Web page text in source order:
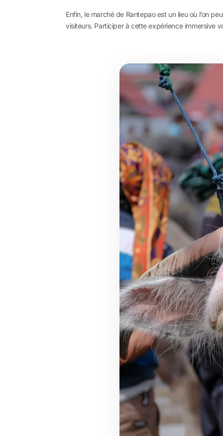
Enfin, le marché de Rantepao est un lieu où l’on
visiteurs. Participer à cette expérience immersive